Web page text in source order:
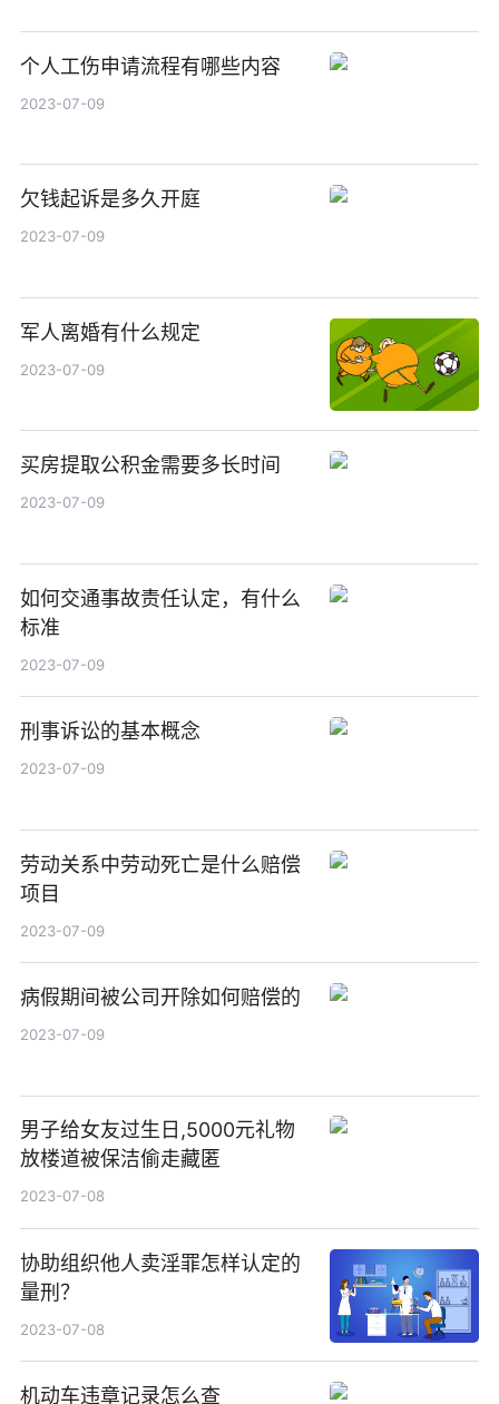
个人工伤申请流程有哪些内容
2023-07-09
欠钱起诉是多久开庭
2023-07-09
军人离婚有什么规定
2023-07-09
买房提取公积金需要多长时间
2023-07-09
如何交通事故责任认定，有什么
标准
2023-07-09
刑事诉讼的基本概念
2023-07-09
劳动关系中劳动死亡是什么赔偿
项目
2023-07-09
病假期间被公司开除如何赔偿的
2023-07-09
男子给女友过生日,5000元礼物
放楼道被保洁偷走藏匿
2023-07-08
协助组织他人卖淫罪怎样认定的
量刑？
2023-07-08
机动车违章记录怎么查